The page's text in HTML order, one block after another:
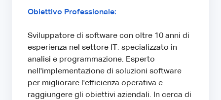
Obiettivo Professionale:
Sviluppatore di software con oltre 10 anni di
esperienza nel settore IT, specializzato in
analisi e programmazione. Esperto
nell'implementazione di soluzioni software
per migliorare l'efficienza operativa e
raggiungere gli obiettivi aziendali. In cerca di